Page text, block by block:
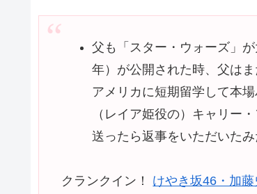
父も「スター・ウォーズ」
年）が公開された時、父は
アメリカに短期留学して本
（レイア姫役の）キャリー
送ったら返事をいただいたみ
クランクイン！ けやき坂46・加藤